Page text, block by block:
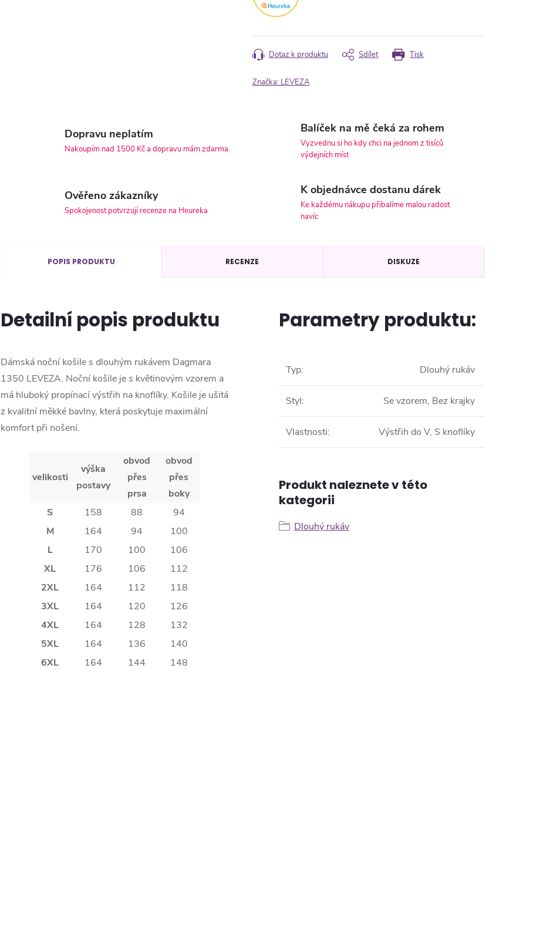
Tisk
Dotaz k produktu Sdílet
Značka: LEVEZA
Dopravu neplatím
Nakoupím nad 1500 Kč a dopravu mám zdarma
Balíček na mě čeká za rohem
Vyzvednu si ho kdy chci na jednom z tisíců
výdejních míst
Ověřeno zákazníky
Spokojenost potvrzují recenze na Heureka
K objednávce dostanu dárek
Ke každému nákupu přibalíme malou radost
navíc
POPIS PRODUKTU RECENZE DISKUZE
Detailní popis produktu
Dámská noční košile s dlouhým rukávem Dagmara
1350 LEVEZA. Noční košile je s květinovým vzorem a
má hluboký propínací výstřih na knoflíky. Košile je ušitá
z kvalitní měkké bavlny, která poskytuje maximální
komfort při nošení.
velikosti
výška
postavy
obvod
přes
prsa
obvod
přes
boky
S
158 88
94
M
164 94
100
L
170 100
106
XL
176 106
112
2XL
164 112
118
3XL
164 120
126
4XL
164 128
132
5XL
164 136
140
6XL
164 144 148
Parametry produktu:
Typ: Dlouhý rukáv
Styl: Se vzorem, Bez krajky
Vlastnosti: Výstřih do V, S knoflíky
Produkt naleznete v této
kategorii
Dlouhý rukáv